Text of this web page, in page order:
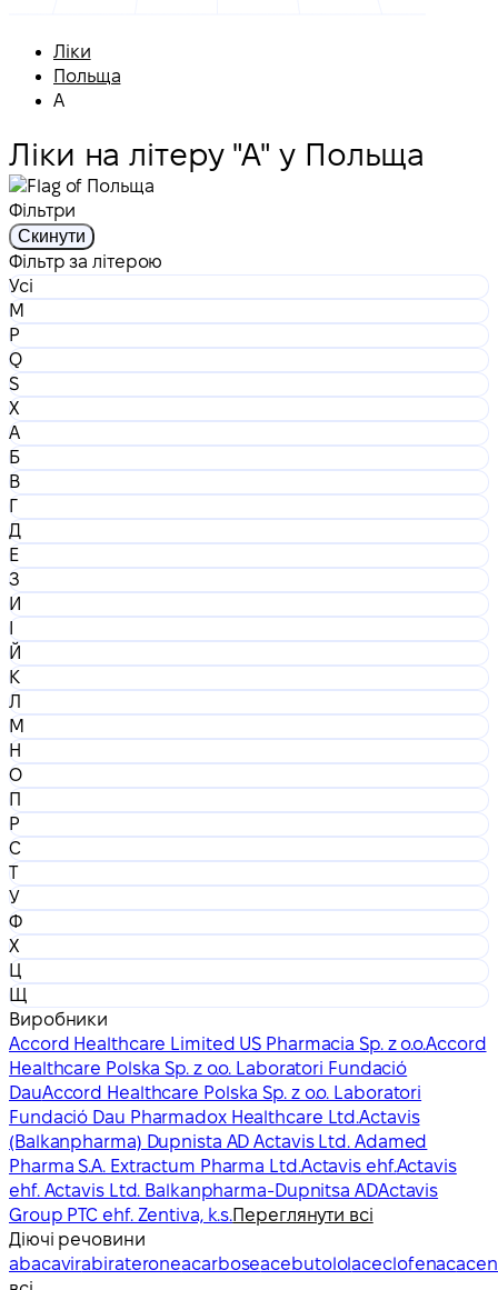
Ліки
Польща
А
Ліки на літеру "А" у Польща
Фільтри
Скинути
Фільтр за літерою
Усі
M
P
Q
S
X
А
Б
В
Г
Д
Е
З
И
І
Й
К
Л
М
Н
О
П
Р
С
Т
У
Ф
Х
Ц
Щ
Виробники
Accord Healthcare Limited US Pharmacia Sp. z o.o.Accord
Healthcare Polska Sp. z o.o. Laboratori Fundació
DauAccord Healthcare Polska Sp. z o.o. Laboratori
Fundació Dau Pharmadox Healthcare Ltd.Actavis
(Balkanpharma) Dupnista AD Actavis Ltd. Adamed
Pharma S.A. Extractum Pharma Ltd.Actavis ehf.Actavis
ehf. Actavis Ltd. Balkanpharma-Dupnitsa ADActavis
Group PTC ehf. Zentiva, k.s.Переглянути всі
Діючі речовини
abacavirabirateroneacarboseacebutololaceclofenac